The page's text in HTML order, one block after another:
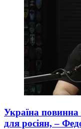
Україна
для росіян, –